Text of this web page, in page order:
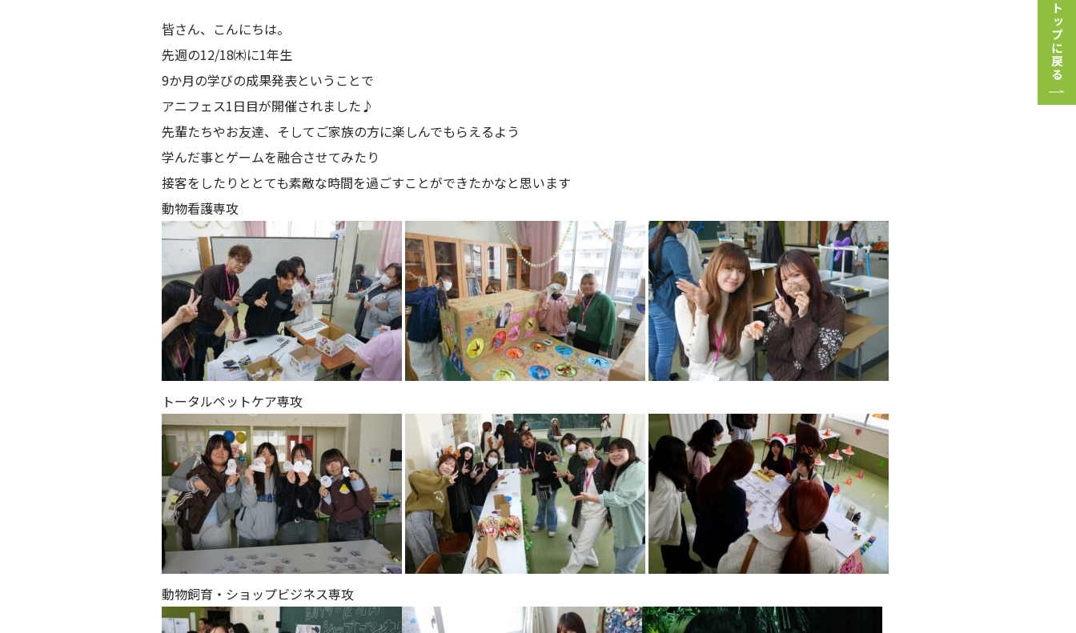
皆さん、こんにちは。
先週の12/18㈭に1年生
9か月の学びの成果発表ということで
アニフェス1日目が開催されました♪
先輩たちやお友達、そしてご家族の方に楽しんでもらえるよう
学んだ事とゲームを融合させてみたり
接客をしたりととても素敵な時間を過ごすことができたかなと思います
動物看護専攻
トータルペットケア専攻
動物飼育・ショップビジネス専攻
トップに戻る